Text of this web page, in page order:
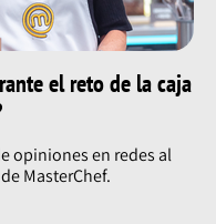
el reto de la caja
opiniones en redes al
MasterChef.